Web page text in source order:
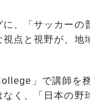
、「サッカーの
点と視野が、地
」で講師を務
く、「日本の野